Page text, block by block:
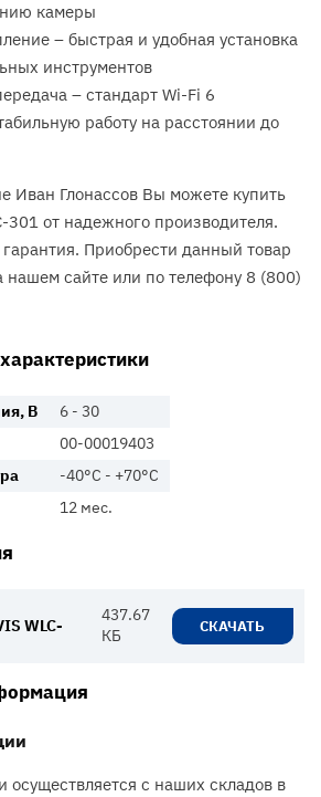
камеры
– быстрая и удобная установка
инструментов
– стандарт Wi-Fi 6
работу на расстоянии до
Иван Глонассов Вы можете купить
301 от надежного производителя.
Приобрести данный товар
сайте или по телефону 8 (800)
В
6 - 30
00-00019403
-40°С - +70°С
12 мес.
WLC-
437.67
КБ
СКАЧАТЬ
осуществляется с наших складов в